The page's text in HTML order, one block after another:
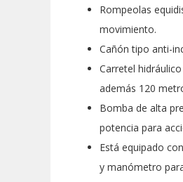
Rompeolas
movimiento.
Cañón tipo anti-
Carretel
además 120
Bomba de alta
potencia para
Está equipado
y manómetro